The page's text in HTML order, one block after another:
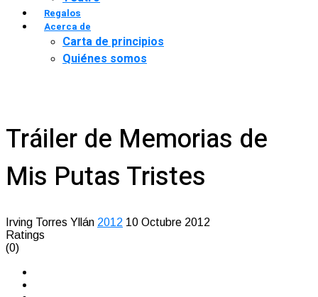
Regalos
Acerca de
Carta de principios
Quiénes somos
Tráiler de Memorias de
Mis Putas Tristes
Irving Torres Yllán 2012 10 Octubre 2012
Ratings
(0)